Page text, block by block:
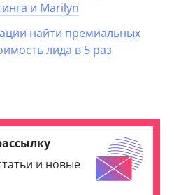
и Marilyn
найти премиальных
лида в 5 раз
и новые